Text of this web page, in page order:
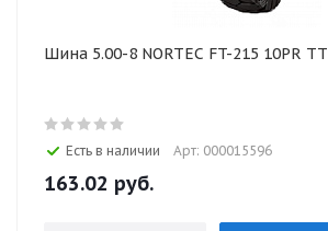
Шина 5.00-8 NORTEC FT-215 10PR TT
Есть в наличии Арт: 000015596
163.02 руб.